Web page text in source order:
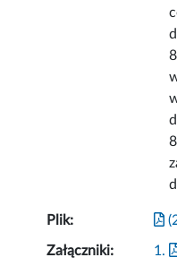
Plik:
Załączniki: 1.